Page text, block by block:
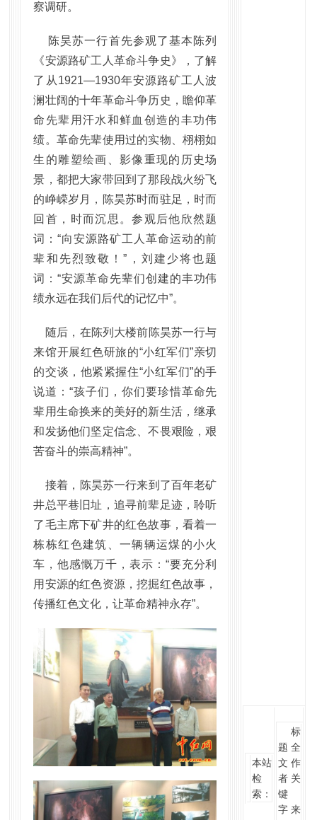
察调研。
陈昊苏一行首先参观了基本陈列
《安源路矿工人革命斗争史》，了解
了从1921—1930年安源路矿工人波
澜壮阔的十年革命斗争历史，瞻仰革
命先辈用汗水和鲜血创造的丰功伟
绩。革命先辈使用过的实物、栩栩如
生的雕塑绘画、影像重现的历史场
景，都把大家带回到了那段战火纷飞
的峥嵘岁月，陈昊苏时而驻足，时而
回首，时而沉思。参观后他欣然题
词：“向安源路矿工人革命运动的前
辈和先烈致敬！”，刘建少将也题
词：“安源革命先辈们创建的丰功伟
绩永远在我们后代的记忆中”。
随后，在陈列大楼前陈昊苏一行与
来馆开展红色研旅的“小红军们”亲切
的交谈，他紧紧握住“小红军们”的手
说道：“孩子们，你们要珍惜革命先
辈用生命换来的美好的新生活，继承
和发扬他们坚定信念、不畏艰险，艰
苦奋斗的崇高精神”。
接着，陈昊苏一行来到了百年老矿
井总平巷旧址，追寻前辈足迹，聆听
了毛主席下矿井的红色故事，看着一
栋栋红色建筑、一辆辆运煤的小火
车，他感慨万千，表示：“要充分利
用安源的红色资源，挖掘红色故事，
传播红色文化，让革命精神永存”。
本站
检
索：
标
题 全
文 作
者 关
键
字 来